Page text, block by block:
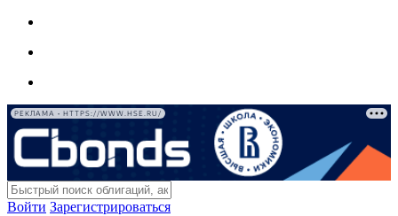
РЕКЛАМА • HTTPS://WWW.HSE.RU/
Войти Зарегистрироваться